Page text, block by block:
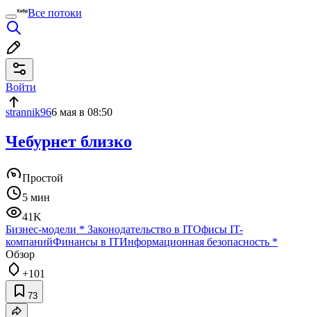
Все потоки
Войти
strannik966 мая в 08:50
Чебурнет близко
Простой
5 мин
41K
Бизнес-модели * Законодательство в ITОфисы IT-
компанийФинансы в ITИнформационная безопасность *
Обзор
+101
73